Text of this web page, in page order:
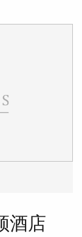
酒店